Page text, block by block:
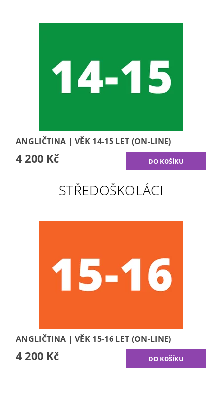
ANGLIČTINA | VĚK 14-15 LET (ON-LINE)
4 200 Kč
STŘEDOŠKOLÁCI
ANGLIČTINA | VĚK 15-16 LET (ON-LINE)
4 200 Kč